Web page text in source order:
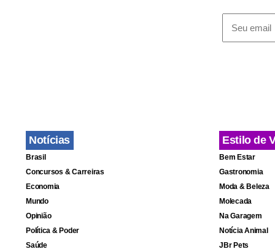
Notícias
Brasil
Concursos & Carreiras
Economia
Mundo
Opinião
Política & Poder
Saúde
Estilo de
Bem Estar
Gastronomia
Moda & Beleza
Molecada
Na Garagem
Notícia Animal
JBr Pets